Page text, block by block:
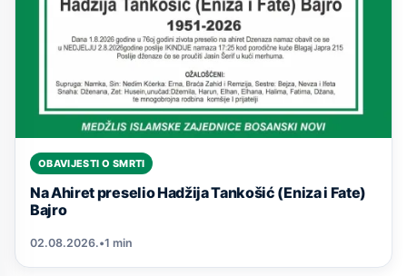
OBAVIJESTI O SMRTI
Na Ahiret preselio Hadžija Tankošić (Eniza i Fate)
Bajro
02.08.2026.•1 min